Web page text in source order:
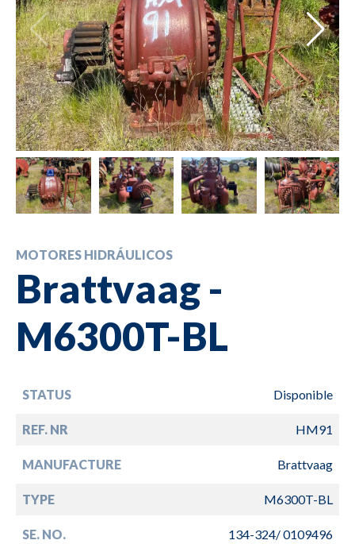
MOTORES HIDRÁULICOS
Brattvaag -
M6300T-BL
STATUS Disponible
REF. NR HM91
MANUFACTURE Brattvaag
TYPE M6300T-BL
SE. NO. 134-324/ 0109496